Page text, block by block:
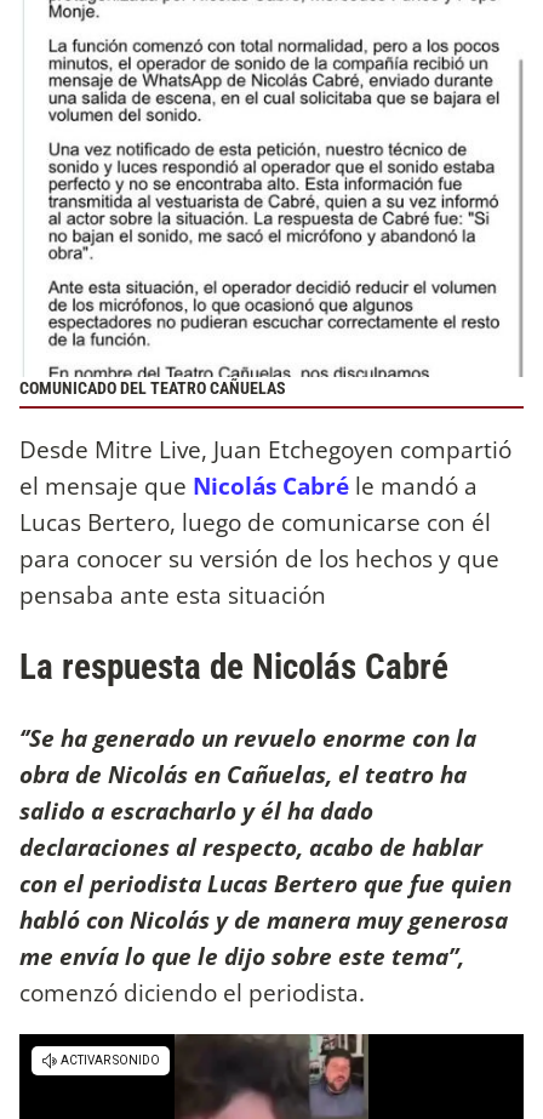
COMUNICADO DEL TEATRO CAÑUELAS
Desde Mitre Live, Juan Etchegoyen compartió
el mensaje que Nicolás Cabré le mandó a
Lucas Bertero, luego de comunicarse con él
para conocer su versión de los hechos y que
pensaba ante esta situación
La respuesta de Nicolás Cabré
‘’Se ha generado un revuelo enorme con la
obra de Nicolás en Cañuelas, el teatro ha
salido a escracharlo y él ha dado
declaraciones al respecto, acabo de hablar
con el periodista Lucas Bertero que fue quien
habló con Nicolás y de manera muy generosa
me envía lo que le dijo sobre este tema”,
comenzó diciendo el periodista.